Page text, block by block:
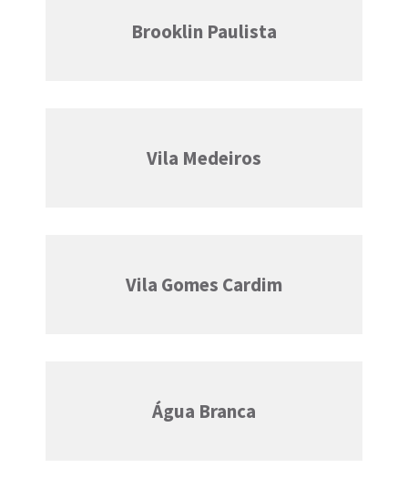
Brooklin Paulista
Vila Medeiros
Vila Gomes Cardim
Água Branca